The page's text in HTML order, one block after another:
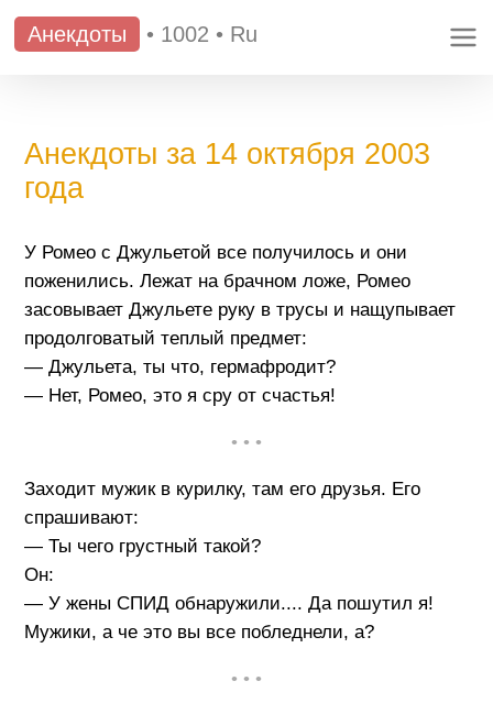
Анекдоты • 1002 • Ru
Анекдоты за 14 октября 2003
года
У Ромео с Джульетой все получилось и они
поженились. Лежат на брачном ложе, Ромео
засовывает Джульете руку в трусы и нащупывает
продолговатый теплый предмет:
— Джульета, ты что, гермафродит?
— Нет, Ромео, это я сру от счастья!
• • •
Заходит мужик в курилку, там его друзья. Его
спрашивают:
— Ты чего грустный такой?
Он:
— У жены СПИД обнаружили.... Да пошутил я!
Мужики, а че это вы все побледнели, а?
• • •